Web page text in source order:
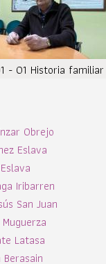
- 01 Historia familiar
Obrejo
Eslava
Iribarren
San Juan
Latasa